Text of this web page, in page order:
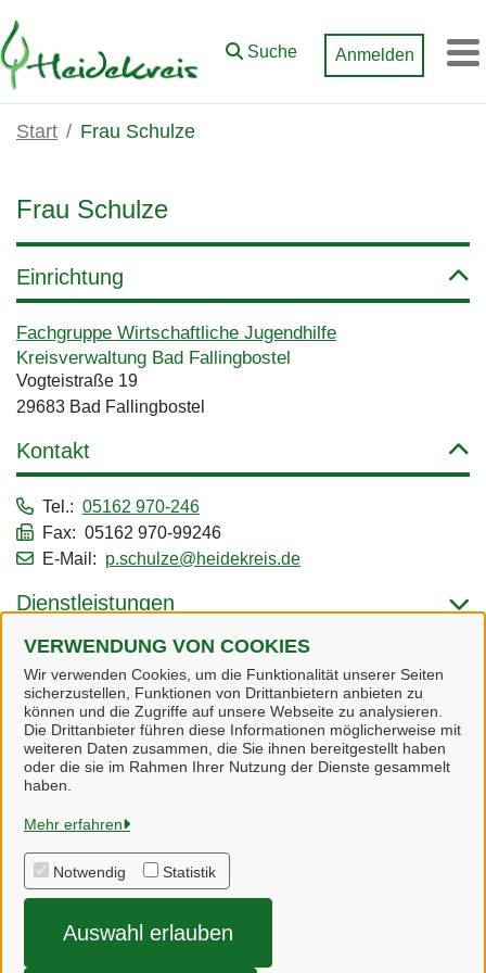
Zum Hauptinhalt springen
VERWENDUNG VON COOKIES
Wir verwenden Cookies, um die Funktionalität unserer Seiten
sicherzustellen, Funktionen von Drittanbietern anbieten zu
können und die Zugriffe auf unsere Webseite zu analysieren.
Die Drittanbieter führen diese Informationen möglicherweise mit
weiteren Daten zusammen, die Sie ihnen bereitgestellt haben
oder die sie im Rahmen Ihrer Nutzung der Dienste gesammelt
haben.
Mehr erfahren
Notwendig Statistik
Auswahl erlauben
Suche Anmelden
Start Frau Schulze
Frau Schulze
Einrichtung
Fachgruppe Wirtschaftliche Jugendhilfe
Kreisverwaltung Bad Fallingbostel
Vogteistraße 19
29683 Bad Fallingbostel
Kontakt
Tel.: 05162 970-246
Fax: 05162 970-99246
E-Mail: p.schulze@heidekreis.de
Dienstleistungen
Alle zugeordneten Einrichtungen
Heidekreis
Alle Rechte vorbehalten